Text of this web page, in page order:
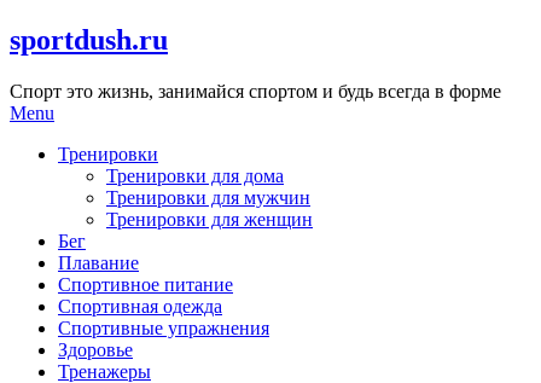
Skip
to
sportdush.ru
Спорт это жизнь, занимайся спортом и будь всегда в форме
Menu
Тренировки
Тренировки для дома
Тренировки для мужчин
Тренировки для женщин
Бег
Плавание
Спортивное питание
Спортивная одежда
Спортивные упражнения
Здоровье
Тренажеры